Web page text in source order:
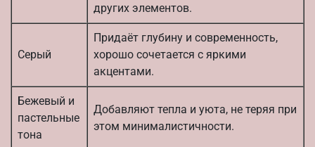
других элементов.
Серый
Придаёт глубину и современность,
хорошо сочетается с яркими
акцентами.
Бежевый и
пастельные
тона
Добавляют тепла и уюта, не теряя при
этом минималистичности.